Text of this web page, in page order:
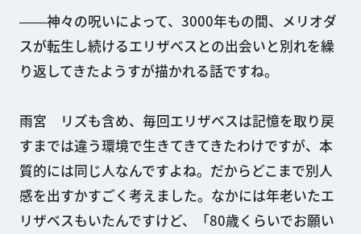
――神々の呪いによって、3000年もの間、メリオダ
スが転生し続けるエリザベスとの出会いと別れを繰
り返してきたようすが描かれる話ですね。
雨宮 リズも含め、毎回エリザベスは記憶を取り戻
すまでは違う環境で生きてきてきたわけですが、本
質的には同じ人なんですよね。だからどこまで別人
感を出すかすごく考えました。なかには年老いたエ
リザベスもいたんですけど、「80歳くらいでお願い